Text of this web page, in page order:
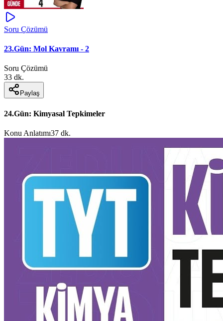
Soru Çözümü
23.Gün: Mol Kavramı - 2
Soru Çözümü
33 dk.
Paylaş
24.Gün: Kimyasal Tepkimeler
Konu Anlatımı37 dk.